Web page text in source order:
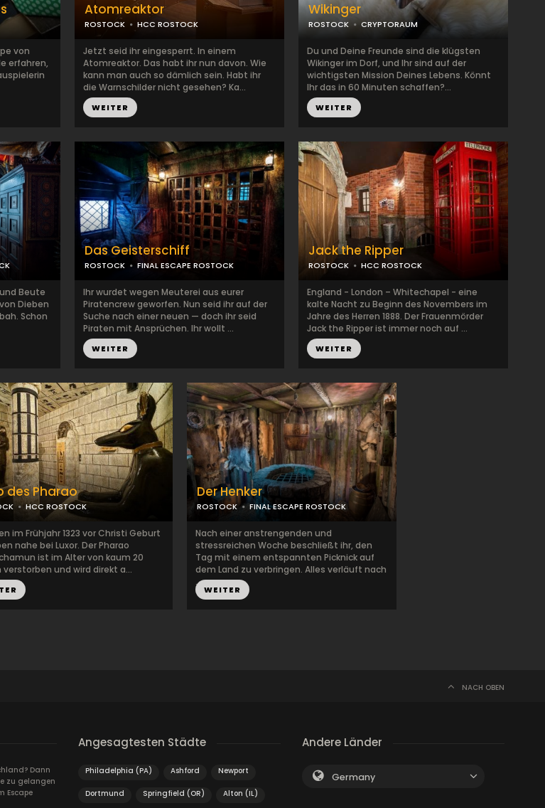
von
erfahren,
Atomreaktor
ROSTOCK HCC ROSTOCK
Jetzt seid ihr eingesperrt. In einem
Atomreaktor. Das habt ihr nun davon. Wie
kann man auch so dämlich sein. Habt ihr
die Warnschilder nicht gesehen? Ka...
WEITER
Wikinger
ROSTOCK CRYPTORAUM
Du und Deine Freunde sind die klügsten
Wikinger im Dorf, und Ihr sind auf der
wichtigsten Mission Deines Lebens. Könnt
Ihr das in 60 Minuten schaffen?...
WEITER
Beute
Dieben
Schon
Das Geisterschiff
ROSTOCK FINAL ESCAPE ROSTOCK
Ihr wurdet wegen Meuterei aus eurer
Piratencrew geworfen. Nun seid ihr auf der
Suche nach einer neuen — doch ihr seid
Piraten mit Ansprüchen. Ihr wollt ...
WEITER
Jack the Ripper
ROSTOCK HCC ROSTOCK
England - London – Whitechapel - eine
kalte Nacht zu Beginn des Novembers im
Jahre des Herren 1888. Der Frauenmörder
Jack the Ripper ist immer noch auf ...
WEITER
des Pharao
HCC ROSTOCK
im Frühjahr 1323 vor Christi Geburt
nahe bei Luxor. Der Pharao
ist im Alter von kaum 20
verstorben und wird direkt a...
Der Henker
ROSTOCK FINAL ESCAPE ROSTOCK
Nach einer anstrengenden und
stressreichen Woche beschließt ihr, den
Tag mit einem entspannten Picknick auf
dem Land zu verbringen. Alles verläuft nach
...
WEITER
NACH OBEN
Dann
zu gelangen
Escape
Angesagtesten Städte
Philadelphia (PA) Ashford Newport
Dortmund Springfield (OR) Alton (IL)
Andere Länder
Germany